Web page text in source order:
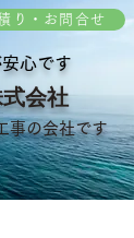
心です
会社
事の会社です
り・お問合せ